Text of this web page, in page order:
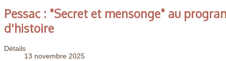
Pessac : "Secret et mensonge" au
d'histoire
Détails
13 novembre 2025